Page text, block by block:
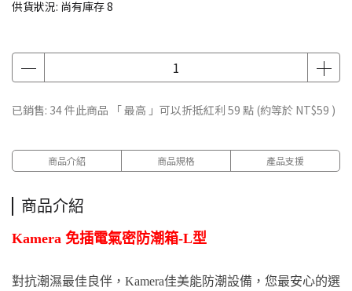
供貨狀況: 尚有庫存 8
已銷售: 34 件此商品 「 最高 」可以折抵紅利 59 點 (約等於 NT$59 )
商品介紹 商品規格 產品支援
商品介紹
Kamera 免插電氣密防潮箱-L型
對抗潮濕最佳良伴，Kamera佳美能防潮設備，您最安心的選